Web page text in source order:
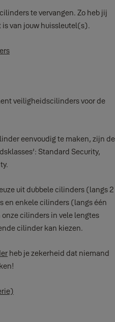
te vervangen. Zo heb jij
is van jouw huissleutel(s).
veiligheidscilinders voor de
eenvoudig te maken, zijn de
Standard Security,
uit dubbele cilinders (langs 2
en enkele cilinders (langs één
cilinders in vele lengtes
cilinder kan kiezen.
heb je zekerheid dat niemand